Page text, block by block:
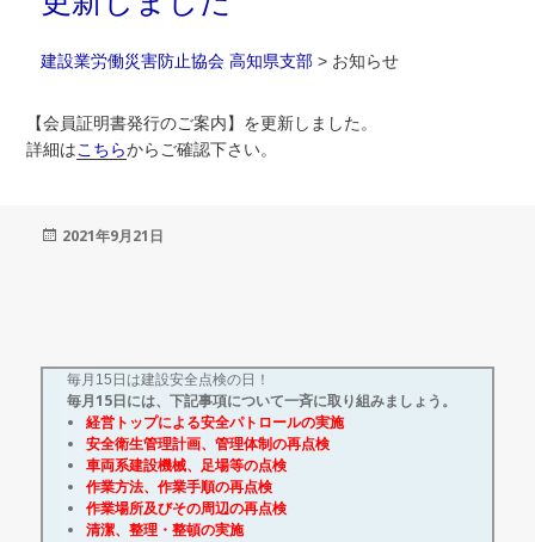
建設業労働災害防止協会 高知県支部 > お知らせ
【会員証明書発行のご案内】を更新しました。
詳細はこちらからご確認下さい。
投
2021年9月21日
毎月15日は建設安全点検の日！
毎月15日には、下記事項について一斉に取り組みましょう。
経営トップによる安全パトロールの実施
安全衛生管理計画、管理体制の再点検
車両系建設機械、足場等の点検
作業方法、作業手順の再点検
作業場所及びその周辺の再点検
清潔、整理・整頓の実施